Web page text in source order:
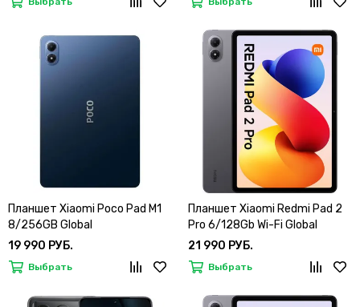
Планшет Xiaomi Poco Pad M1
8/256GB Global
19 990 РУБ.
Выбрать
Планшет Xiaomi Redmi Pad 2
Pro 6/128Gb Wi-Fi Global
21 990 РУБ.
Выбрать